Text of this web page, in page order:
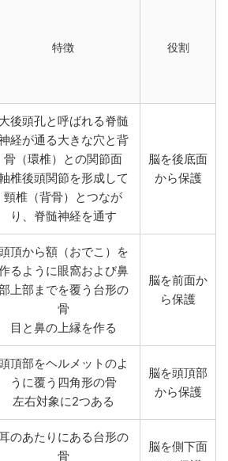
特徴 役割
大後頭孔と呼ばれる脊髄
経が通る大きな穴と背
骨（環椎）との関節面
椎後頭関節を形成して
頸椎（背骨）とつなが
り、脊髄神経を通す
脳を後底面
から保護
頂から額（おでこ）を
るように眼窩および鼻
上部までを覆う台形の
骨
目と鼻の上縁を作る
脳を前面か
ら保護
頂部をヘルメットのよ
うに覆う四角形の骨
左右対象に2つある
脳を頭頂部
から保護
のあたりにある台形の
骨
脳を側下面